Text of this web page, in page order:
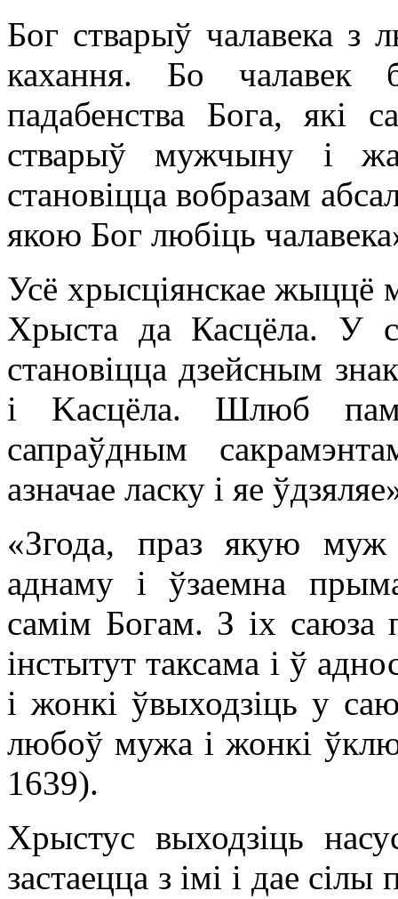
Бог стварыў чалавека з
кахання. Бо чалавек
падабенства Бога, які
стварыў мужчыну і
становіцца вобразам
якою Бог любіць
Усё хрысціянскае жыццё
Хрыста да Касцёла. У
становіцца дзейсным
і Kасцёла. Шлюб
сапраўдным
азначае ласку і яе
«Згода, праз якую
аднаму і ўзаемна
самім Богам. З іх саюза
інстытут таксама і ў
і жонкі ўвыходзіць у
любоў мужа і жонкі
1639).
Хрыстус выходзіць
застаецца з імі і дае